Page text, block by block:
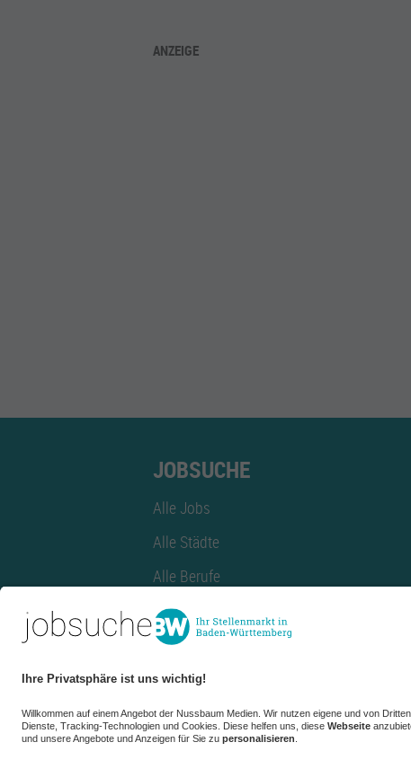
ANZEIGE
JOBSUCHE
Alle Jobs
Alle Städte
Alle Berufe
Alle Berufe nach Stadt
Alle Tätigkeitsbereiche
Alle Tätigkeitsbereiche nach Stadt
azubiBW.de
Minijobs